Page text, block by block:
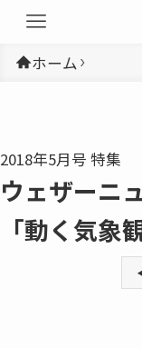
ホーム
2018年5月号 特集
ウェザーニ
「動く気象